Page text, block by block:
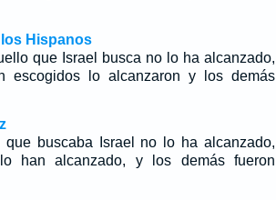
Hispanos
que Israel busca no lo ha alcanzado,
escogidos lo alcanzaron y los demás
que buscaba Israel no lo ha alcanzado,
han alcanzado, y los demás fueron